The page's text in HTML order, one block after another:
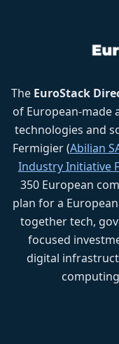
The EuroStack
of European-made
technologies and
Fermigier (Abilian
Industry Initiative
350 European
plan for a
together tech,
focused
digital